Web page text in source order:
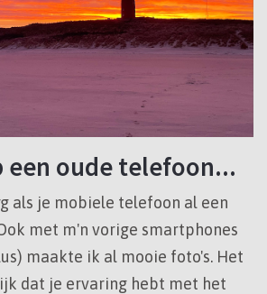
een oude telefoon...
als je mobiele telefoon al een
met m'n vorige smartphones
maakte ik al mooie foto's. Het
dat je ervaring hebt met het